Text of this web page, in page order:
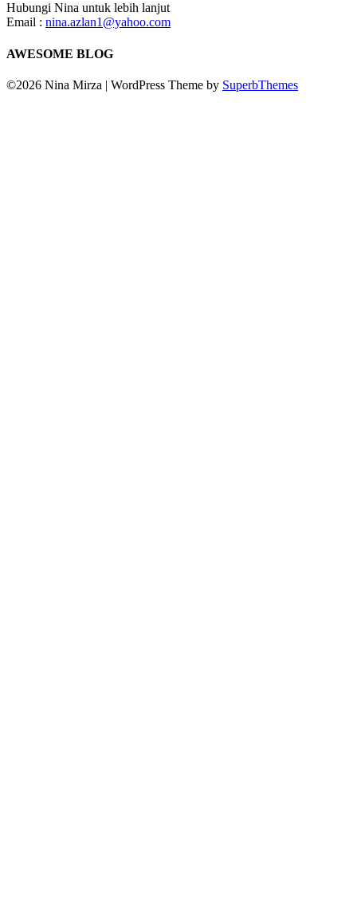
Hubungi Nina untuk lebih lanjut
Email : nina.azlan1@yahoo.com
AWESOME BLOG
©2026 Nina Mirza | WordPress Theme by SuperbThemes